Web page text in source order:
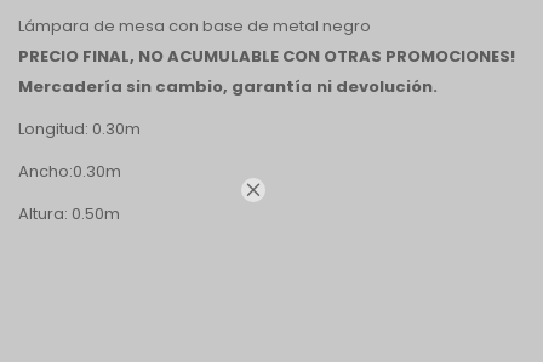

Lámpara de mesa con base de metal negro
PRECIO FINAL, NO ACUMULABLE CON OTRAS PROMOCIONES!
Mercadería sin cambio, garantía ni devolución.
Longitud: 0.30m
Ancho:0.30m
Altura: 0.50m